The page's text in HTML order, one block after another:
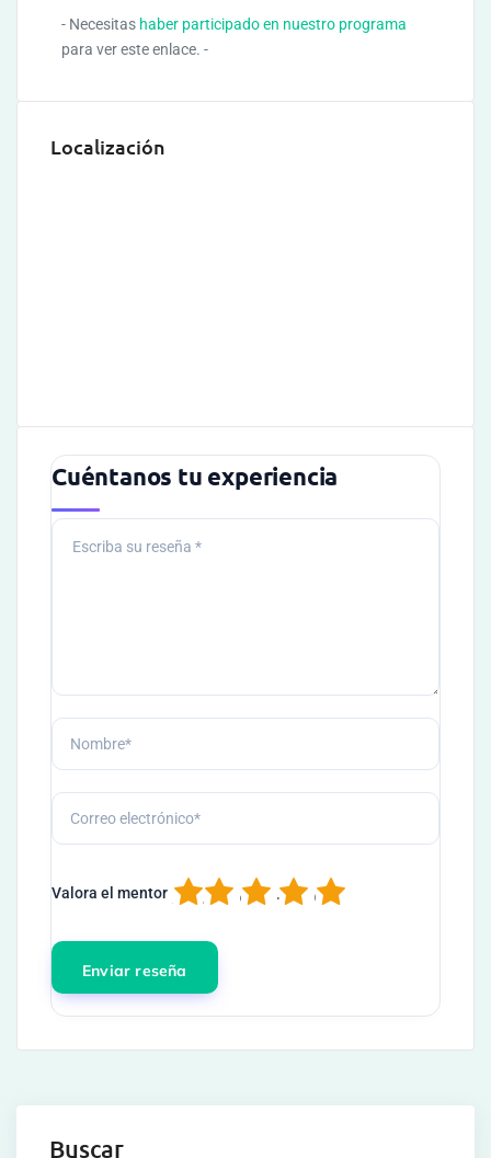
- Necesitas haber participado en nuestro programa
para ver este enlace. -
Localización
Cuéntanos tu experiencia
Valora el mentor 5
4
3
2
1
Buscar